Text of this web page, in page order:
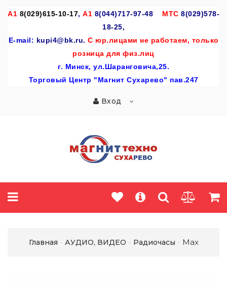
A1 8(029)615-10-17, А1 8(044)717-97-48 МТС 8(029)578-
18-25,
E-mail: kupi4@bk.ru. С юр.лицами не работаем, только
розница для физ.лиц
г. Минск, ул.Шаранговича,25.
Торговый Центр "Магнит Сухарево" пав.247
Вход
Главная АУДИО, ВИДЕО Радиочасы Max